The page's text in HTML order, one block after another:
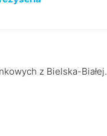
z Bielska-Białej.